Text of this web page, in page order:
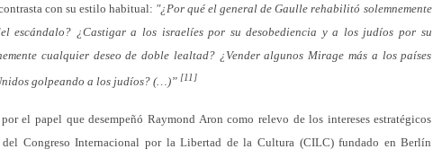
con su estilo habitual: "¿Por qué el general de Gaulle rehabilitó solemnemente
escándalo? ¿Castigar a los israelíes por su desobediencia y a los judíos por su
cualquier deseo de doble lealtad? ¿Vender algunos Mirage más a los países
golpeando a los judíos? (…)” [11]
el papel que desempeñó Raymond Aron como relevo de los intereses estratégicos
Congreso Internacional por la Libertad de la Cultura (CILC) fundado en Berlín